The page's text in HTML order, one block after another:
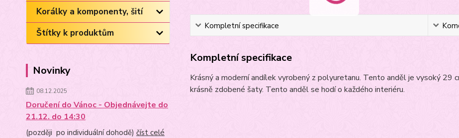
Korálky a komponenty, šití
Štítky k produktům
Novinky
08.12.2025
Doručení do Vánoc - Objednávejte do
21.12. do 14:30
(později po individuální dohodě) číst celé
Kompletní specifikace
Kompletní specifikace
Krásný a moderní andílek vyrobený z polyuretanu. Tento anděl je vysoký 29
krásně zdobené šaty. Tento anděl se hodí o každého interiéru.